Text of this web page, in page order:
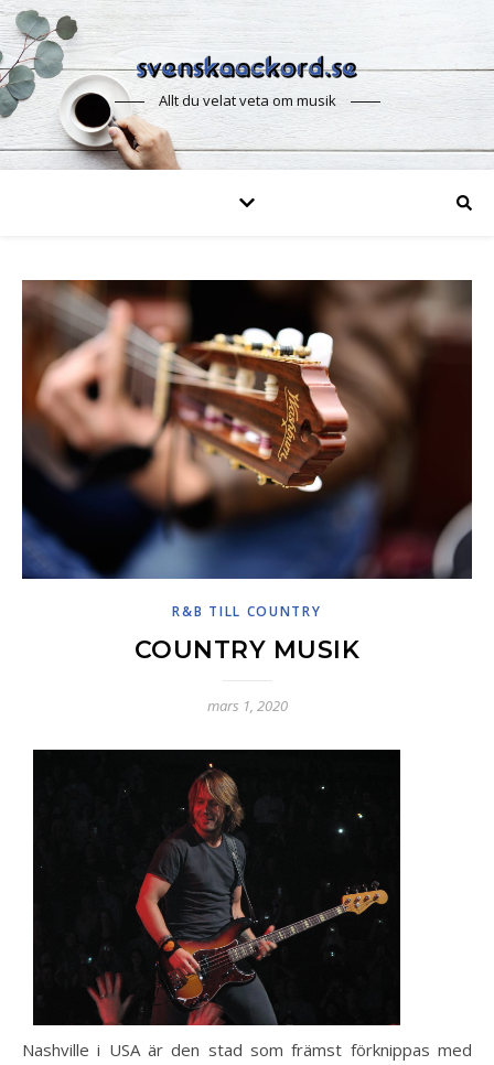
Allt du velat veta om musik
R&B TILL COUNTRY
COUNTRY MUSIK
mars 1, 2020
Nashville i USA är den stad som främst förknippas med